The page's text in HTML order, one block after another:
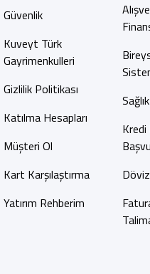
Güvenlik
Kuveyt Türk
Gayrimenkulleri
Gizlilik Politikası
Katılma Hesapları
Müşteri Ol
Kart Karşılaştırma
Yatırım Rehberim
Kredi
Döviz